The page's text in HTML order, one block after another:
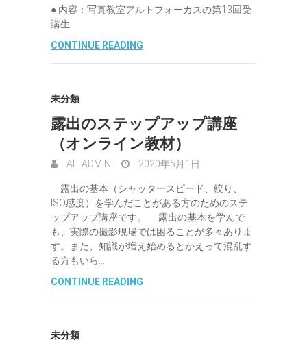
● 内容：写真教室アルトフォーカスの第13回受
講生…
CONTINUE READING
未分類
露出のステップアップ講座
（オンライン教材）
ALTADMIN 2020年5月1日
露出の基本（シャッタースピード、絞り、
ISO感度）を学んだことがある方のためのステ
ップアップ講座です。 露出の基本を学んで
も、実際の撮影現場では困ることが多々ありま
す。また、知識が増え始めるとかえって混乱す
る方もいら…
CONTINUE READING
未分類